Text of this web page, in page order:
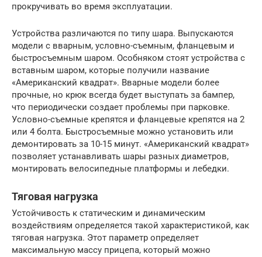
прокручивать во время эксплуатации.
Устройства различаются по типу шара. Выпускаются
модели с вварным, условно-съемным, фланцевым и
быстросъемным шаром. Особняком стоят устройства с
вставным шаром, которые получили название
«Американский квадрат». Вварные модели более
прочные, но крюк всегда будет выступать за бампер,
что периодически создает проблемы при парковке.
Условно-съемные крепятся и фланцевые крепятся на 2
или 4 болта. Быстросъемные можно установить или
демонтировать за 10-15 минут. «Американский квадрат»
позволяет устанавливать шары разных диаметров,
монтировать велосипедные платформы и лебедки.
Тяговая нагрузка
Устойчивость к статическим и динамическим
воздействиям определяется такой характеристикой, как
тяговая нагрузка. Этот параметр определяет
максимальную массу прицепа, который можно